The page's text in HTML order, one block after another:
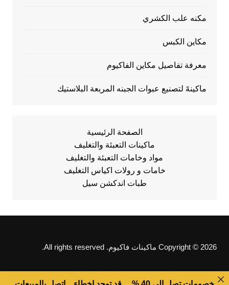
مكنه علب الكشري
مكاين الكبس
معرفة تفاصيل مكاين الفاكيوم
ماكينهً لتصنيع عبوات الجبنه المربعة البلاستيك
الصفحة الرئيسية
ماكينات التعبئة والتغليف
مواد وخامات التعبئة والتغليف
خامات و رولات اكياس التغليف
طبات اندكشن سيل
Copyright © 2026 ماكينات فاكيوم. All rights reserved.